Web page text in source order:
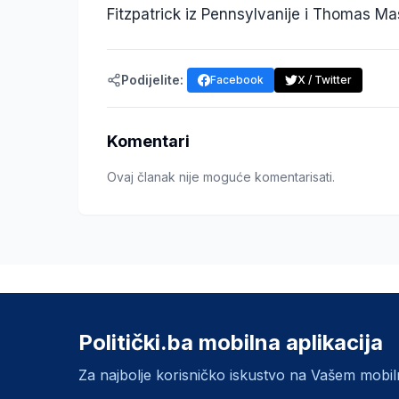
Fitzpatrick iz Pennsylvanije i Thomas
Podijelite: Facebook X / Twitter
Komentari
Ovaj članak nije moguće komentarisati.
Politički.ba mobilna aplikacija
Za najbolje korisničko iskustvo na Vašem